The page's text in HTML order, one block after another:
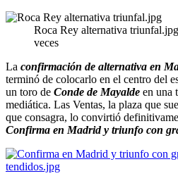
Roca Rey alternativa
veces
La confirmación de alternativa en
terminó de colocarlo en el centro del
un toro de Conde de Mayalde en una
mediática. Las Ventas, la plaza que
que consagra, lo convirtió
Confirma en Madrid y triunfo con